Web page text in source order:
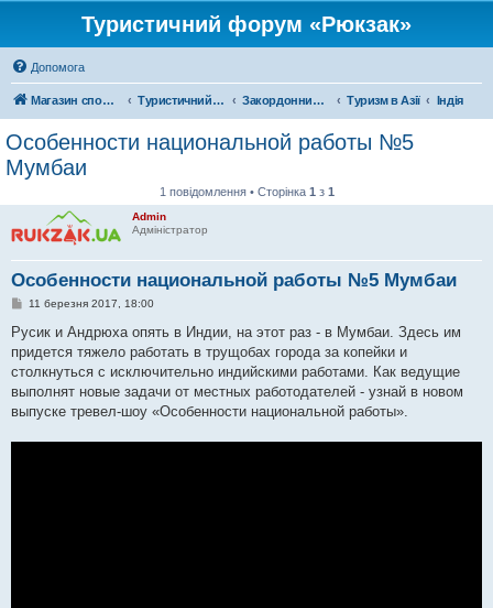
Туристичний форум «Рюкзак»
Допомога
Магазин спорядження Туристичний форум «Рюкзак» Закордонний туризм Туризм в Азії Індія
Особенности национальной работы №5
Мумбаи
1 повідомлення • Сторінка 1 з 1
Admin
Адміністратор
Особенности национальной работы №5 Мумбаи
П
в
і
д
о
л
е
11 березня 2017, 18:00
Русик и Андрюха опять в Индии, на этот раз - в Мумбаи. Здесь им
придется тяжело работать в трущобах города за копейки и
столкнуться с исключительно индийскими работами. Как ведущие
выполнят новые задачи от местных работодателей - узнай в новом
выпуске тревел-шоу «Особенности национальной работы».